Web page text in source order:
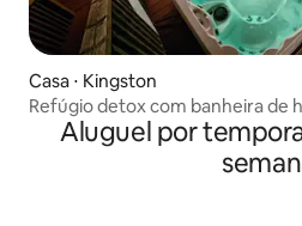
Casa ⋅ Kingston
Refúgio detox com banheira de
+ lareira externa e sala de jogos
Aluguel por